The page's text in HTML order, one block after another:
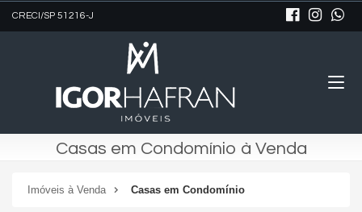
CRECI/SP 51216-J
Casas em Condomínio à Venda
Imóveis à Venda Casas em Condomínio